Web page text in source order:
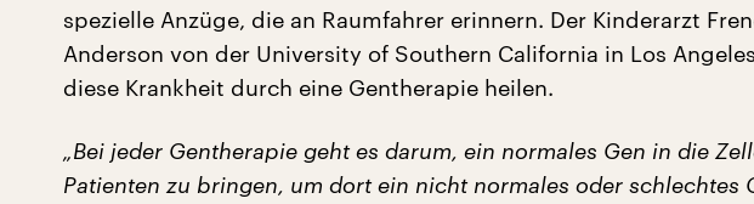
spezielle Anzüge, die an Raumfahrer erinnern. Der Kinderarzt
Anderson von der University of Southern California in Los
diese Krankheit durch eine Gentherapie heilen.
„Bei jeder Gentherapie geht es darum, ein normales Gen in die
Patienten zu bringen, um dort ein nicht normales oder schlechtes